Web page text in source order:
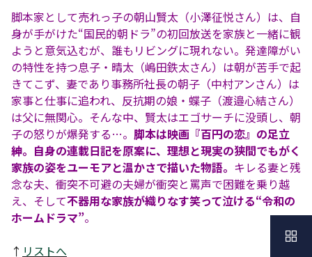
脚本家として売れっ子の朝山賢太（小澤征悦さん）は、自
身が手がけた“国民的朝ドラ”の初回放送を家族と一緒に観
ようと意気込むが、誰もリビングに現れない。発達障がい
の特性を持つ息子・晴太（嶋田鉄太さん）は朝が苦手で起
きてこず、妻であり事務所社長の朝子（中村アンさん）は
家事と仕事に追われ、反抗期の娘・蝶子（渡邉心結さん）
は父に無関心。そんな中、賢太はエゴサーチに没頭し、朝
子の怒りが爆発する…。 脚本は映画『百円の恋』の足立
紳。自身の連載日記を原案に、理想と現実の狭間でもがく
家族の姿をユーモアと温かさで描いた物語。 キレる妻と残
念な夫、衝突不可避の夫婦が衝突と罵声で困難を乗り越
え、そして不器用な家族が織りなす笑って泣ける“令和の
ホームドラマ”。
↑ リストへ